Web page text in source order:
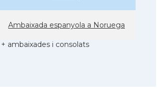
Ambaixada espanyola a Noruega
+ ambaixades i consolats